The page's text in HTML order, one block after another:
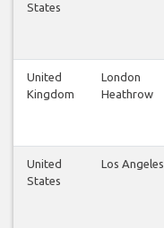
States
United
Kingdom
London
Heathrow
United
States
Los Angeles